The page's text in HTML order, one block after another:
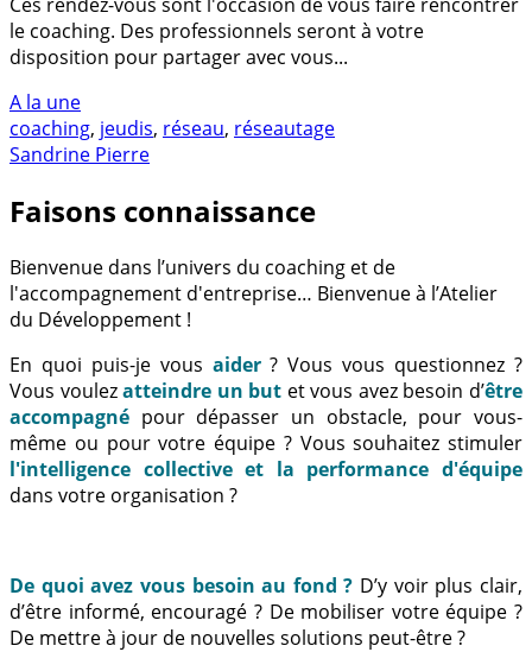
le coaching. Des professionnels seront à votre
disposition pour partager avec vous...
A la une
coaching, jeudis, réseau, réseautage
Sandrine Pierre
Faisons connaissance
Bienvenue dans l’univers du coaching et de
l'accompagnement d'entreprise… Bienvenue à l’Atelier
du Développement !
En quoi puis-je vous aider? Vous vous questionnez ?
Vous voulezatteindre un but et vous avez besoin d’être
accompagné pour dépasser un obstacle, pour vous-
même ou pour votre équipe ? Vous souhaitez stimuler
l'intelligence collective et la performance d'équipe
dans votre organisation ?
De quoi avez vous besoin au fond ? D’y voir plus clair,
d’être informé, encouragé ? De mobiliser votre équipe ?
De mettre à jour de nouvelles solutions peut-être ?